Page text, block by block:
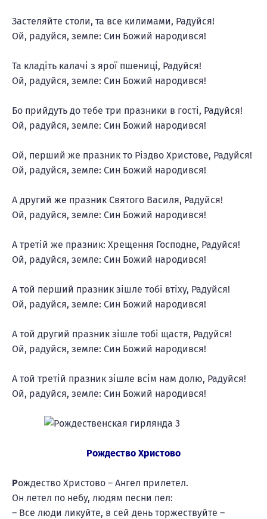
Застеляйте столи, та все килимами, Радуйся!
Ой, радуйся, земле: Син Божий народився!
Та кладіть калачі з ярої пшениці, Радуйся!
Ой, радуйся, земле: Син Божий народився!
Бо прийдуть до тебе три празники в гості, Радуйся!
Ой, радуйся, земле: Син Божий народився!
Ой, перший же празник то Рiздво Христове, Радуйся!
Ой, радуйся, земле: Син Божий народився!
А другий же празник Святого Василя, Радуйся!
Ой, радуйся, земле: Син Божий народився!
А третій же празник: Хрещення Господне, Радуйся!
Ой, радуйся, земле: Син Божий народився!
А той перший празник зішле тобі втіху, Радуйся!
Ой, радуйся, земле: Син Божий народився!
А той другий празник зішле тобі щастя, Радуйся!
Ой, радуйся, земле: Син Божий народився!
А той третій празник зішле всім нам долю, Радуйся!
Ой, радуйся, земле: Син Божий народився!
Рождество Христово
Рождество Христово – Ангел прилетел.
Он летел по небу, людям песни пел:
– Все люди ликуйте, в сей день торжествуйте –